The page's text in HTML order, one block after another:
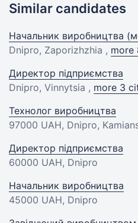
Similar candidates
Начальник виробництва
Dnipro, Zaporizhzhia , more
Директор підприємства
Dnipro, Vinnytsia , more 3
Технолог виробництва
97000 UAH, Dnipro,
Директор підприємства
60000 UAH, Dnipro
Начальник виробництва
45000 UAH, Dnipro